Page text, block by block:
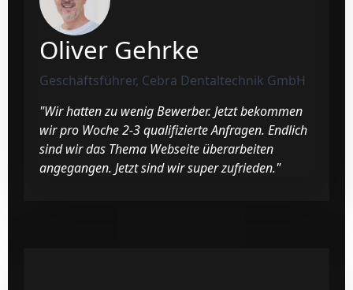
Oliver Gehrke
Geschäftsführer, Cebra Dentaltechnik GmbH
"Wir hatten zu wenig Bewerber. Jetzt bekommen
wir pro Woche 2-3 qualifizierte Anfragen. Endlich
sind wir das Thema Webseite überarbeiten
angegangen. Jetzt sind wir super zufrieden."